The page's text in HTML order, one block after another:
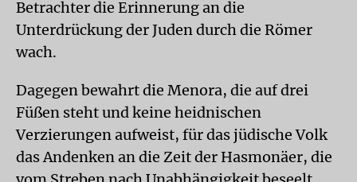
Betrachter die Erinnerung an die
Unterdrückung der Juden durch die Römer
wach.
Dagegen bewahrt die Menora, die auf drei
Füßen steht und keine heidnischen
Verzierungen aufweist, für das jüdische Volk
das Andenken an die Zeit der Hasmonäer, die